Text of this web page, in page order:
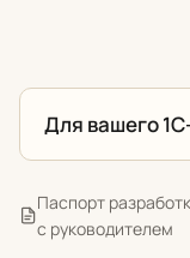
Для вашего
Паспорт
с руководителем